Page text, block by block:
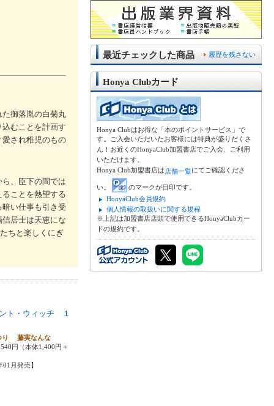
御落胤の白菊丸
むことを計画す
され稚児のもの
、臣下の間では
ことを熱望する
い仕事も引き受
居士は天恵にな
ちと楽しくにぎ
ト・ウィッチ １
り 藤実なんな
円（本体1,400円＋
01月発売】
履歴を残さない
最近チェックした商品
Honya Clubカード
Honya Clubはお得な「本のポイントサービス」で
す。ご入会いただいたお客様には特典が盛りだくさ
ん！お近くのHonyaClub加盟書店でご入会、ご利用
いただけます。
Honya Club加盟書店は店舗一覧にてご確認くださ
い。
のマークが目印です。
HonyaClub会員規約
個人情報の取扱いに関する規程
※上記は加盟書店店頭で使用できるHonyaClubカー
ドの規約です。